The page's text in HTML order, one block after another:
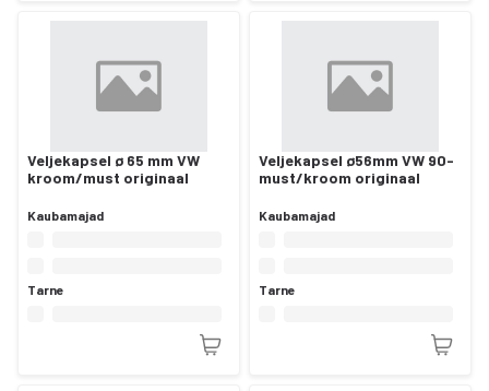
Veljekapsel ø 65 mm VW
kroom/must originaal
Kaubamajad
Tarne
Veljekapsel ø56mm VW 90-
must/kroom originaal
Kaubamajad
Tarne